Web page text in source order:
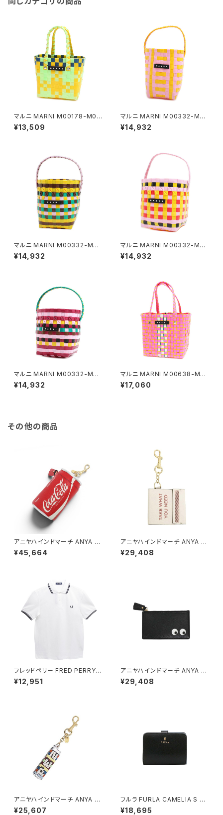
マルニ MARNI M00178-M00
IW-0M533 ハンドバッグ レデ
ィース マーケット MARKET マ
¥13,509
マルニ MARNI M00332-M00
IW-0M213 ハンドバッグ レディ
ース マーケット MARKET マル
¥14,932
マルニ MARNI M00332-M00
IW-0M214 ハンドバッグ レディ
ース マーケット MARKET マル
¥14,932
マルニ MARNI M00332-M00
IW-0M331 ハンドバッグ レディ
ース マーケット MARKET マル
¥14,932
マルニ MARNI M00332-M00
IW-0M400 ハンドバッグ レデ
ィース マーケット MARKET マ
¥14,932
マルニ MARNI M00638-M00
IW-0M329 ハンドバッグ レデ
ィース マーケット MARKET マ
¥17,060
その他の商品
アニヤハインドマーチ ANYA HI
NDMARCH Coca Cola コイ
ンパース・チャーム 179546 ユ
¥45,664
アニヤハインドマーチ ANYA HI
NDMARCH Take What You
Need ブックマッチ・チャーム 1
¥29,408
フレッドペリー FRED PERRY T
he Fred Perry Shirt M3600
ポロシャツ M3600-200-WHI
¥12,951
アニヤハインドマーチ ANYA HI
NDMARCH Eyes ジップ・カー
ドケース 142717 ユニセックス
¥29,408
アニヤハインドマーチ ANYA HI
NDMARCH PEZ チャーム 200
¥25,607
フルラ FURLA CAMELIA S C
OMPACT WALLETS 二つ折り
¥18,695